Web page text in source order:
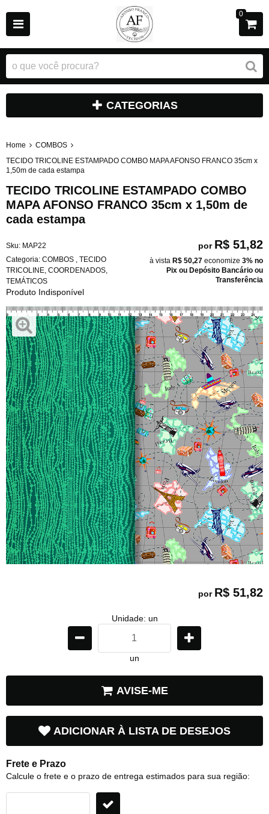
0
CATEGORIAS
Home
COMBOS
TECIDO TRICOLINE ESTAMPADO COMBO MAPA AFONSO FRANCO 35cm x
1,50m de cada estampa
TECIDO TRICOLINE ESTAMPADO COMBO
MAPA AFONSO FRANCO 35cm x 1,50m de
cada estampa
Sku: MAP22
Categoria: COMBOS
TECIDO
TRICOLINE COORDENADOS
TEMÁTICOS
Produto Indisponível
por R$ 51,82
à vista R$ 50,27 economize 3% no
Pix ou Depósito Bancário ou
Transferência
por R$ 51,82
Unidade: un
un
AVISE-ME
ADICIONAR À LISTA DE DESEJOS
Frete e Prazo
Calcule o frete e o prazo de entrega estimados para sua região: